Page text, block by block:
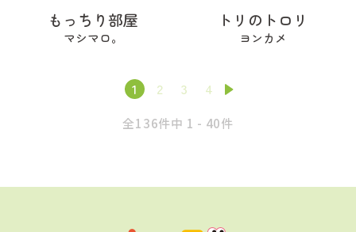
もっちり部屋
マシマロ。
トリのトロリ
ヨンカメ
1 2 3 4
全136件中 1 - 40件